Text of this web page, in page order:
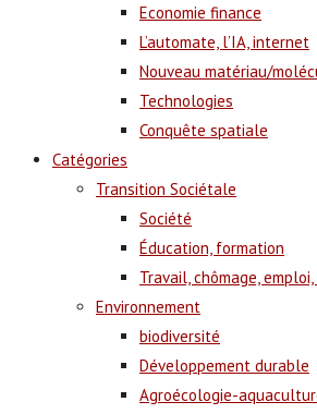
Economie finance
L’automate, l’IA, internet
Nouveau matériau/
Technologies
Conquête spatiale
Catégories
Transition Sociétale
Société
Éducation, formation
Travail, chômage,
Environnement
biodiversité
Développement durable
Agroécologie-